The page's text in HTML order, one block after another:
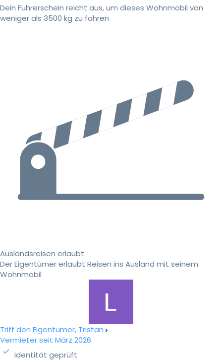
Dein Führerschein reicht aus, um dieses Wohnmobil von
weniger als 3500 kg zu fahren
Auslandsreisen erlaubt
Der Eigentümer erlaubt Reisen ins Ausland mit seinem
Wohnmobil
Triff den Eigentümer, Tristan
Vermieter seit März 2026
Identität geprüft